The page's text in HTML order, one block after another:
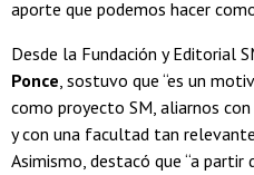
aporte que podemos hacer
Desde la Fundación y Editorial
Ponce, sostuvo que “es un
como proyecto SM, aliarnos
y con una facultad tan
Asimismo, destacó que “a partir